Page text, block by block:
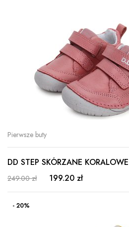
Pierwsze buty
DD STEP SKÓRZANE
249.00 zł 199.20 zł
- 20%